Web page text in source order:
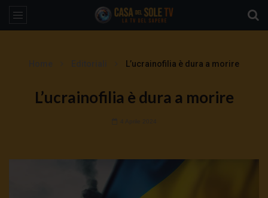
L’ucrainofilia è dura a morire
L’ucrainofilia è dura a morire